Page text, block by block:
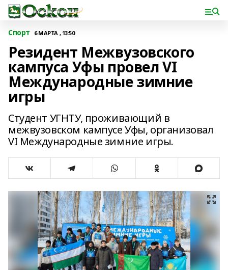
Спорт 6 МАРТА , 13:50
Резидент Межвузовского
кампуса Уфы провел VI
Международные зимние
игры
Студент УГНТУ, проживающий в
межвузовском кампусе Уфы, организовал
VI Международные зимние игры.